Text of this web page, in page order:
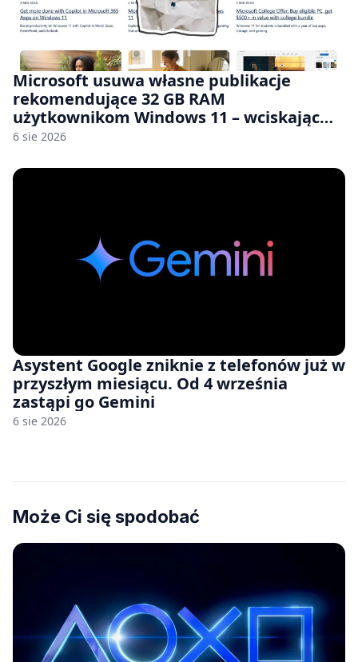
Microsoft usuwa własne publikacje
rekomendujące 32 GB RAM
użytkownikom Windows 11 – wciskając
nam przy tym komputery z 8 GB RAM po
6 sie 2026
Asystent Google zniknie z telefonów już w
przyszłym miesiącu. Od 4 września
zastąpi go Gemini
6 sie 2026
Może Ci się spodobać